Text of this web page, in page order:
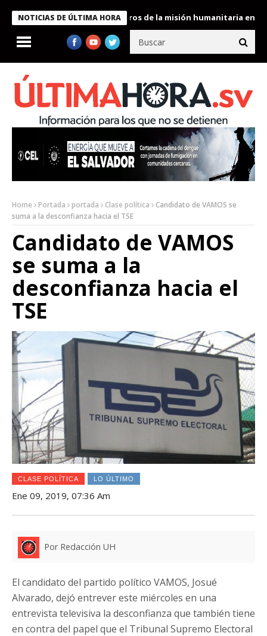
NOTICIAS DE ÚLTIMA HORA
condecora a miembros de la misión humanitaria enviada a
Home Portada portada Clase política
Candidato de VAMOS se
suma a la desconfianza hacia el TSE
Candidato de VAMOS
se suma a la
desconfianza hacia el
TSE
CLASE POLÍTICA LO ÚLTIMO
Ene 09, 2019, 07:36 Am
Por Redacción UH
El candidato del partido político VAMOS, Josué
Alvarado, dejó entrever este miércoles en una
entrevista televisiva la desconfianza que también tiene
en contra del papel que el Tribunal Supremo Electoral